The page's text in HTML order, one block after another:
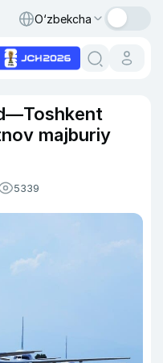
O‘zbekcha
majburiy
5339